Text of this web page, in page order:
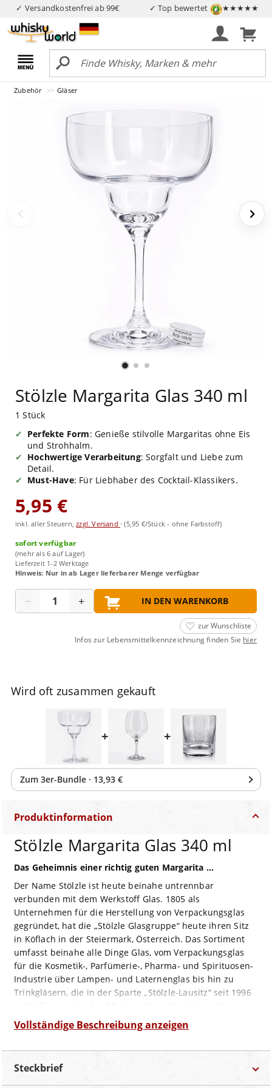
✓ Versandkostenfrei ab 99€ ✓ Top bewertet ★★★★★
Zubehör Gläser
Stölzle Margarita Glas 340 ml
1 Stück
Perfekte Form: Genieße stilvolle Margaritas ohne Eis
und Strohhalm.
Hochwertige Verarbeitung: Sorgfalt und Liebe zum
Detail.
Must-Have: Für Liebhaber des Cocktail-Klassikers.
5,95 €
inkl. aller Steuern,zzgl. Versand ·(5,95 €/Stück - ohne Farbstoff)
sofort verfügbar
(mehr als 6 auf Lager)
Lieferzeit 1-2 Werktage
Hinweis: Nur in ab Lager lieferbarer Menge verfügbar
− + IN DEN WARENKORB
zur Wunschliste
Infos zur Lebensmittelkennzeichnung finden Sie hier
Wird oft zusammen gekauft
+ +
Zum 3er-Bundle · 13,93 €
Produktinformation
Stölzle Margarita Glas 340 ml
Das Geheimnis einer richtig guten Margarita …
Der Name Stölzle ist heute beinahe untrennbar
verbunden mit dem Werkstoff Glas. 1805 als
Unternehmen für die Herstellung von Verpackungsglas
gegründet, hat die „Stölzle Glasgruppe“ heute ihren Sitz
in Köflach in der Steiermark, Österreich. Das Sortiment
umfasst beinahe alle Dinge Glas, vom Verpackungsglas
für die Kosmetik-, Parfümerie-, Pharma- und Spirituosen-
Industrie über Lampen- und Laternenglas bis hin zu
Trinkgläsern, die in der Sparte „Stölzle-Lausitz“ seit 1996
Getreu dem Motto „Zu einer hervorragenden Spirituose
gehört ein hervorragendes Glas“ werden hier Gläser für
und Liebe zum Detail gefertigt.
Vollständige Beschreibung anzeigen
Steckbrief